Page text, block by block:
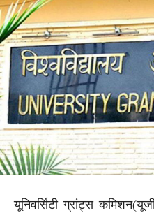
यूनिवर्सिटी ग्रांट्स